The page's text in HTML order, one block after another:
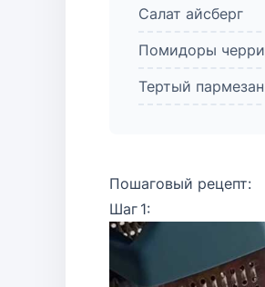
Салат айсберг
Помидоры черри
Тертый пармезан
Пошаговый рецепт:
Шаг 1: